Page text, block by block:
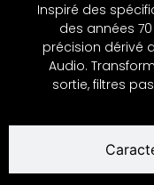
Inspiré des
des années
précision dérivé
Audio.
sortie, filtres